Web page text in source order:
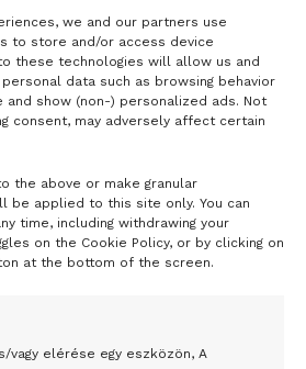
we and our partners use
to store and/or access device
these technologies will allow us and
data such as browsing behavior
and show (non-) personalized ads. Not
consent, may adversely affect certain
the above or make granular
be applied to this site only. You can
time, including withdrawing your
on the Cookie Policy, or by clicking on
at the bottom of the screen.
vagy elérése egy eszközön, A
- H I R D E T É S -